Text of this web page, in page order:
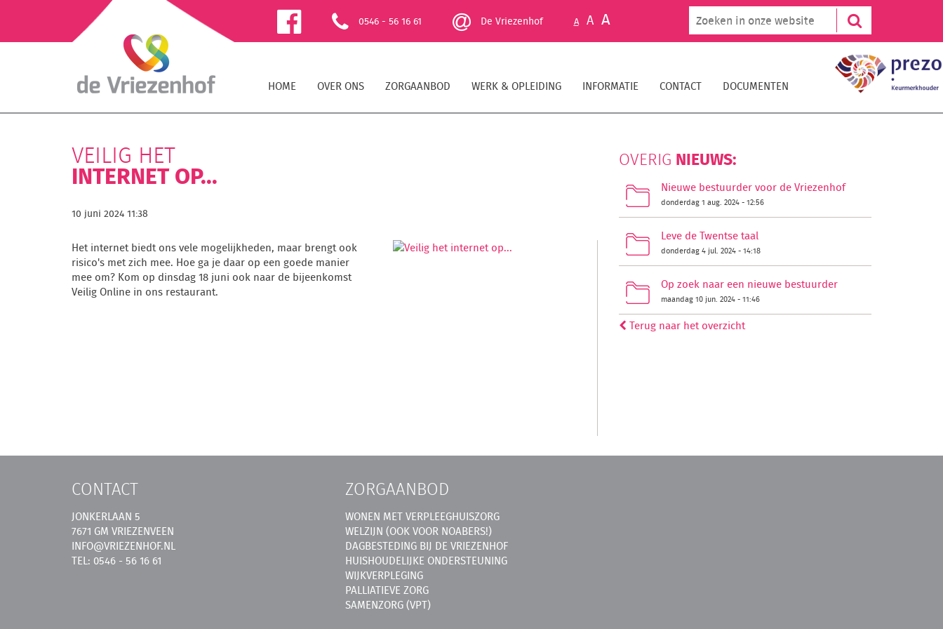
0546 - 56 16 61 De Vriezenhof A A A
HOME OVER ONS ZORGAANBOD WERK & OPLEIDING INFORMATIE CONTACT DOCUMENTEN
VEILIG HET
INTERNET OP...
10 juni 2024 11:38
Het internet biedt ons vele mogelijkheden, maar brengt ook
risico's met zich mee. Hoe ga je daar op een goede manier
mee om? Kom op dinsdag 18 juni ook naar de bijeenkomst
Veilig Online in ons restaurant.
OVERIG NIEUWS:
Nieuwe bestuurder voor de Vriezenhof
donderdag 1 aug. 2024 - 12:56
Leve de Twentse taal
donderdag 4 jul. 2024 - 14:18
Op zoek naar een nieuwe bestuurder
maandag 10 jun. 2024 - 11:46
Terug naar het overzicht
CONTACT
JONKERLAAN 5
7671 GM VRIEZENVEEN
INFO@VRIEZENHOF.NL
TEL: 0546 - 56 16 61
ZORGAANBOD
WONEN MET VERPLEEGHUISZORG
WELZIJN (OOK VOOR NOABERS!)
DAGBESTEDING BIJ DE VRIEZENHOF
HUISHOUDELIJKE ONDERSTEUNING
WIJKVERPLEGING
PALLIATIEVE ZORG
SAMENZORG (VPT)